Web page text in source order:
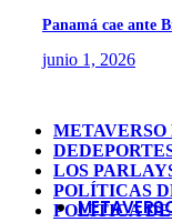
Panamá cae ante
junio 1, 2026
METAVERSO
LOS
POLÍTICAS
POLÍTICA